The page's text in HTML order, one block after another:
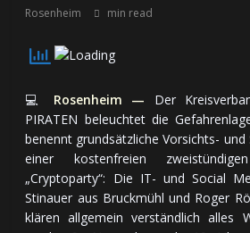
Rosenheim min read
💻 Rosenheim — Der
PIRATEN be­leuch­tet die
be­nennt grund­sätz­li­che Vor­sichts-
ei­ner kos­ten­freien
„Cryptoparty“: Die IT- und Social
Stinauer aus Bruckmühl und Roger
klä­ren all­ge­mein ver­ständ­lich alles